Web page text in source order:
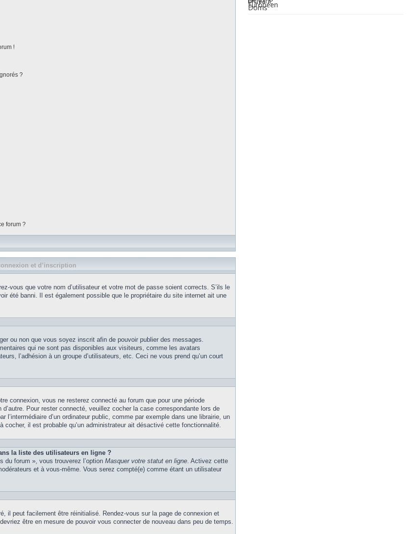
!
?
forum ?
et d’inscription
vous que votre nom d’utilisateur et votre mot de passe soient corrects. S’ils le
été banni. Il est également possible que le propriétaire du site internet ait une
ou non que vous soyez inscrit afin de pouvoir publier des messages.
qui ne sont pas disponibles aux visiteurs, comme les avatars
l’adhésion à un groupe d’utilisateurs, etc. Ceci ne vous prend qu’un court
connexion, vous ne resterez connecté au forum que pour une période
Pour rester connecté, veuillez cocher la case correspondante lors de
d’un ordinateur public, comme par exemple dans une librairie, un
il est probable qu’un administrateur ait désactivé cette fonctionnalité.
la liste des utilisateurs en ligne ?
du forum », vous trouverez l’option Masquer votre statut en ligne. Activez cette
et à vous-même. Vous serez compté(e) comme étant un utilisateur
il peut facilement être réinitialisé. Rendez-vous sur la page de connexion et
être en mesure de pouvoir vous connecter de nouveau dans peu de temps.